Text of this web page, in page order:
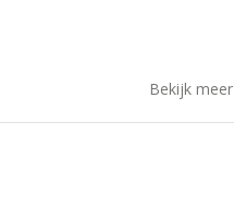
Bekijk meer